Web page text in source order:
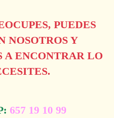
PUEDES
NOSOTROS Y
A ENCONTRAR LO
657 19 10 99